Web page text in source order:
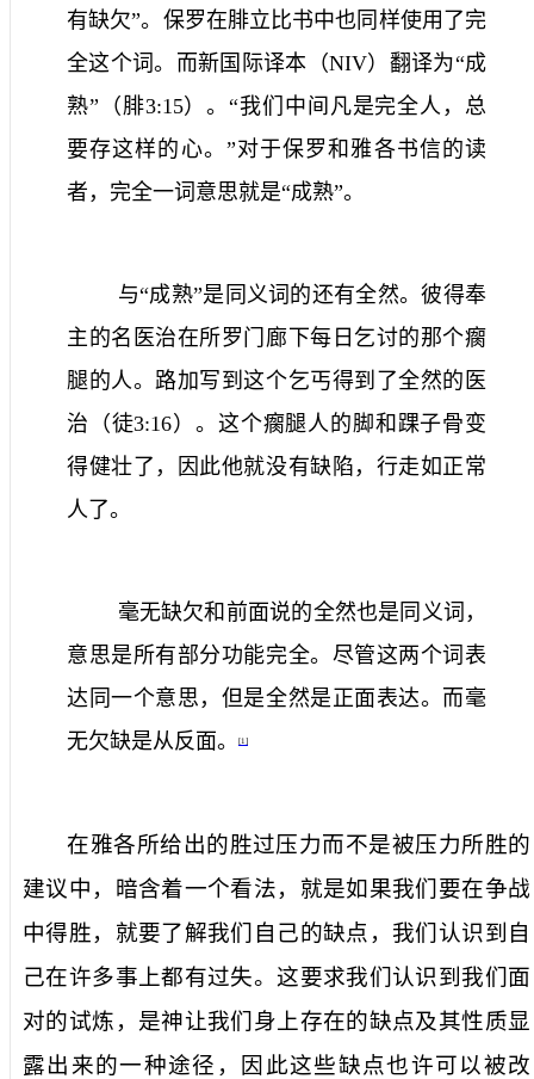
有缺欠”。保罗在腓立比书中也同样使用了完
全这个词。而新国际译本（NIV）翻译为“成
熟”（腓3:15）。“我们中间凡是完全人，总
要存这样的心。”对于保罗和雅各书信的读
者，完全一词意思就是“成熟”。
与“成熟”是同义词的还有全然。彼得奉
主的名医治在所罗门廊下每日乞讨的那个瘸
腿的人。路加写到这个乞丐得到了全然的医
治（徒3:16）。这个瘸腿人的脚和踝子骨变
得健壮了，因此他就没有缺陷，行走如正常
人了。
毫无缺欠和前面说的全然也是同义词，
意思是所有部分功能完全。尽管这两个词表
达同一个意思，但是全然是正面表达。而毫
无欠缺是从反面。
[1]
在雅各所给出的胜过压力而不是被压力所胜的
建议中，暗含着一个看法，就是如果我们要在争战
中得胜，就要了解我们自己的缺点，我们认识到自
己在许多事上都有过失。这要求我们认识到我们面
对的试炼，是神让我们身上存在的缺点及其性质显
露出来的一种途径，因此这些缺点也许可以被改